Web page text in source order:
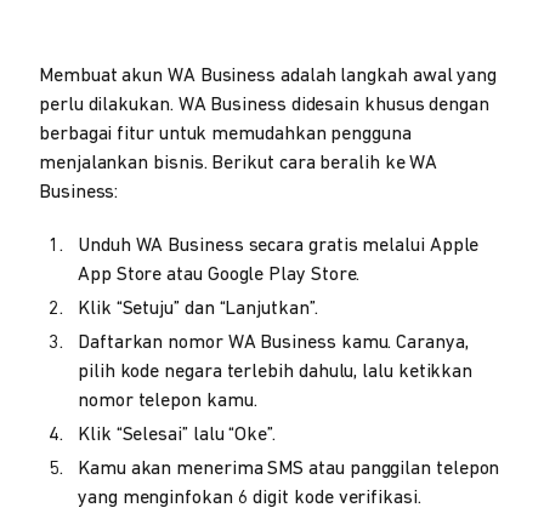
Membuat akun WA Business adalah langkah awal yang
perlu dilakukan. WA Business didesain khusus dengan
berbagai fitur untuk memudahkan pengguna
menjalankan bisnis. Berikut cara beralih ke WA
Business:
Unduh WA Business secara gratis melalui Apple
App Store atau Google Play Store.
Klik “Setuju” dan “Lanjutkan”.
Daftarkan nomor WA Business kamu. Caranya,
pilih kode negara terlebih dahulu, lalu ketikkan
nomor telepon kamu.
Klik “Selesai” lalu “Oke”.
Kamu akan menerima SMS atau panggilan telepon
yang menginfokan 6 digit kode verifikasi.